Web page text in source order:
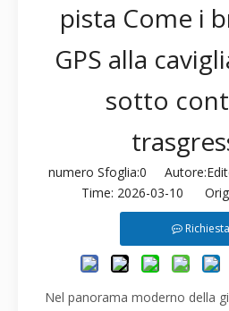
pista Come i
GPS alla
sotto
numero Sfoglia:0
Time: 2026-03-10
Richiesta
Nel panorama moderno della